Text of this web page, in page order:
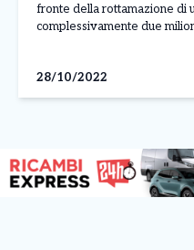
fronte della rottamazione di
complessivamente due
finanziamenti […]
28/10/2022